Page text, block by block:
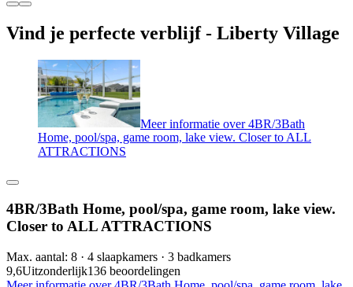
Vind je perfecte verblijf - Liberty Village
Meer informatie over 4BR/3Bath
Home, pool/spa, game room, lake view. Closer to ALL
ATTRACTIONS
4BR/3Bath Home, pool/spa, game room, lake view.
Closer to ALL ATTRACTIONS
Max. aantal: 8 · 4 slaapkamers · 3 badkamers
9,6Uitzonderlijk136 beoordelingen